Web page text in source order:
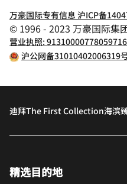
万豪国际专有信息 沪ICP备
© 1996 - 2023 万豪国际集
营业执照:
沪公网备31010402006319
迪拜The First Collection海滨
精选目的地